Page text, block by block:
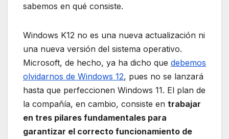
sabemos en qué consiste.
Windows K12 no es una nueva actualización ni
una nueva versión del sistema operativo.
Microsoft, de hecho, ya ha dicho que debemos
olvidarnos de Windows 12, pues no se lanzará
hasta que perfeccionen Windows 11. El plan de
la compañía, en cambio, consiste en trabajar
en tres pilares fundamentales para
garantizar el correcto funcionamiento de